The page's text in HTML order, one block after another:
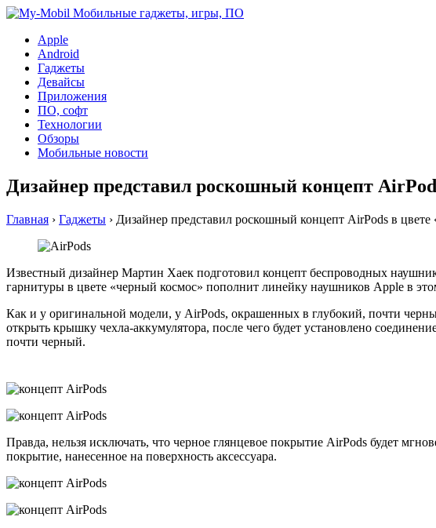
Apple
Android
Гаджеты
Девайсы
Приложения
ПО, софт
Технологии
Обзоры
Мобильные новости
Дизайнер представил роскошный концепт
Главная › Гаджеты › Дизайнер представил роскошный концепт AirPods в
Известный дизайнер Мартин Хаек подготовил концепт беспроводных
гарнитуры в цвете «черный космос» пополнит линейку наушников Apple в
Как и у оригинальной модели, у AirPods, окрашенных в глубокий, почти
открыть крышку чехла-аккумулятора, после чего будет установлено
почти черный.
Правда, нельзя исключать, что черное глянцевое покрытие AirPods будет
покрытие, нанесенное на поверхность аксессуара.